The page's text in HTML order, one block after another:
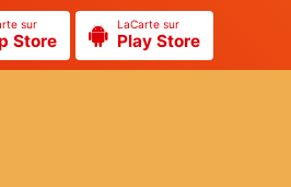
sur
Store
LaCarte sur
Play Store